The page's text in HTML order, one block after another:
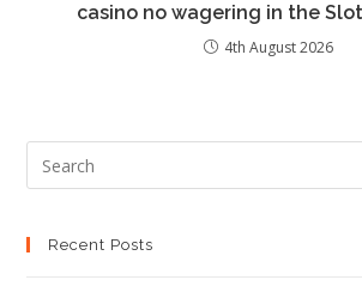
casino no wagering in the
4th August 2026
Recent Posts